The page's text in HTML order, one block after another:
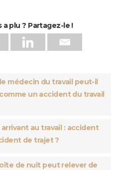
plu ? Partagez-le !
médecin du travail peut-il
un accident du travail
au travail : accident
de trajet ?
de nuit peut relever de